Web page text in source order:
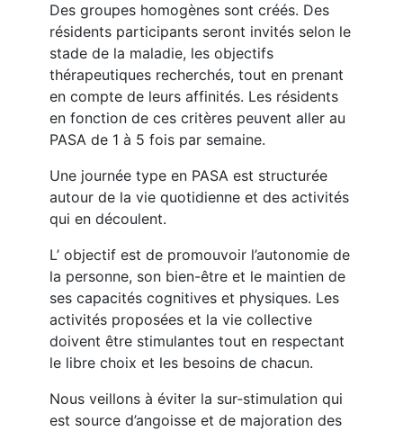
Des groupes homogènes sont créés. Des
résidents participants seront invités selon le
stade de la maladie, les objectifs
thérapeutiques recherchés, tout en prenant
en compte de leurs affinités. Les résidents
en fonction de ces critères peuvent aller au
PASA de 1 à 5 fois par semaine.
Une journée type en PASA est structurée
autour de la vie quotidienne et des activités
qui en découlent.
L’ objectif est de promouvoir l’autonomie de
la personne, son bien-être et le maintien de
ses capacités cognitives et physiques. Les
activités proposées et la vie collective
doivent être stimulantes tout en respectant
le libre choix et les besoins de chacun.
Nous veillons à éviter la sur-stimulation qui
est source d’angoisse et de majoration des